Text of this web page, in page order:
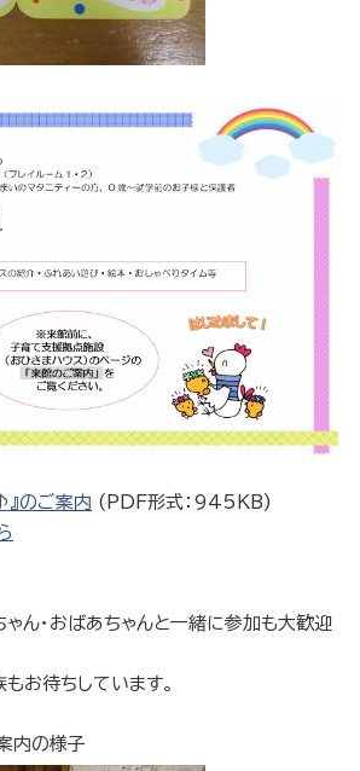
』のご案内 (PDF形式：945KB)
ゃん・おばあちゃんと一緒に参加も大歓迎
お待ちしています。
内の様子